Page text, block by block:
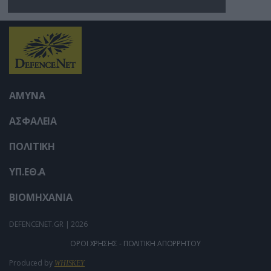
στην Κριμαία
ΑΜΥΝΑ
ΑΣΦΑΛΕΙΑ
ΠΟΛΙΤΙΚΗ
ΥΠ.ΕΘ.Α
ΒΙΟΜΗΧΑΝΙΑ
DEFENCENET.GR | 2026
ΟΡΟΙ ΧΡΗΣΗΣ - ΠΟΛΙΤΙΚΗ ΑΠΟΡΡΗΤΟΥ
Produced by WHISKEY